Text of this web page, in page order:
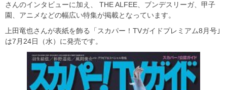
さんのインタビューに加え、 THE ALFEE、ブンデスリーガ、甲子
園、アニメなどの幅広い特集が掲載となっています。
上田竜也さんが表紙を飾る「スカパー！TVガイドプレミアム8月号｣
は7月24日（水）に発売です。